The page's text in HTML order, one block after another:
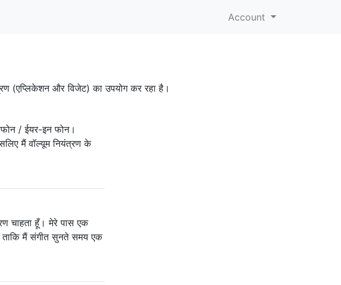
Account
(एप्लिकेशन और विजेट) का उपयोग कर रहा है।
/ ईयर-इन फोन।
मैं वॉल्यूम नियंत्रण के
चाहता हूँ। मेरे पास एक
ताकि मैं संगीत सुनते समय एक